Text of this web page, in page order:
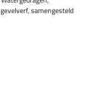
samengesteld